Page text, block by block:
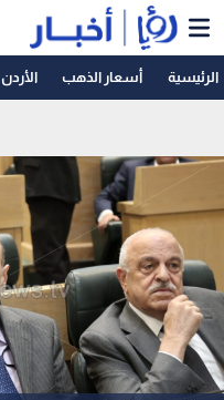
الرئيسية أسعار الذهب الأردن